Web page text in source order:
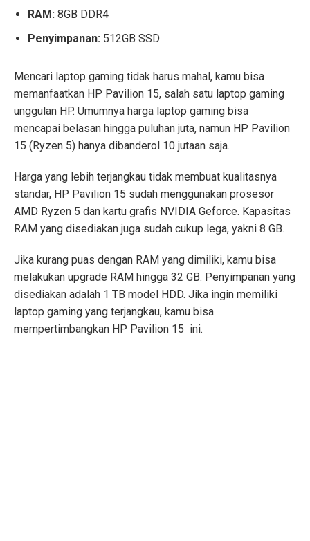
RAM: 8GB DDR4
Penyimpanan: 512GB SSD
Mencari laptop gaming tidak harus mahal, kamu bisa
memanfaatkan HP Pavilion 15, salah satu laptop gaming
unggulan HP. Umumnya harga laptop gaming bisa
mencapai belasan hingga puluhan juta, namun HP Pavilion
15 (Ryzen 5) hanya dibanderol 10 jutaan saja.
Harga yang lebih terjangkau tidak membuat kualitasnya
standar, HP Pavilion 15 sudah menggunakan prosesor
AMD Ryzen 5 dan kartu grafis NVIDIA Geforce. Kapasitas
RAM yang disediakan juga sudah cukup lega, yakni 8 GB.
Jika kurang puas dengan RAM yang dimiliki, kamu bisa
melakukan upgrade RAM hingga 32 GB. Penyimpanan yang
disediakan adalah 1 TB model HDD. Jika ingin memiliki
laptop gaming yang terjangkau, kamu bisa
mempertimbangkan HP Pavilion 15 ini.